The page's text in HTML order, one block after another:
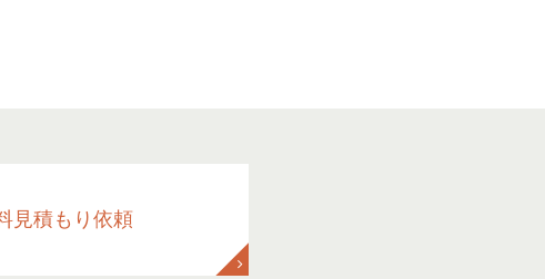
見積もり依頼